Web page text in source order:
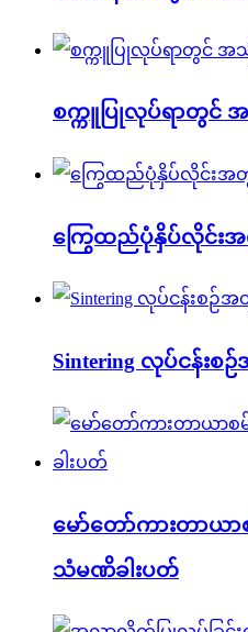
စက္ကူပြုလုပ်ရာတွင်
ကြွေထည်ပုံနှိပ်လိုင်း
Sintering လုပ်ငန်း
မော်တော်ကားတာယ
သံမဏိခါးပတ်